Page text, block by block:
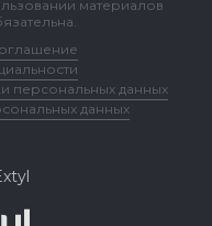
материалов
персональных данных
данных